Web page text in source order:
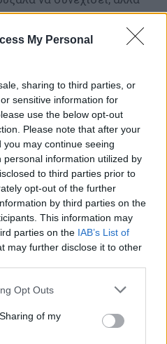
My Personal
sharing to third parties, or
sensitive information for
use the below opt-out
Please note that after your
may continue seeing
information utilized by
to third parties prior to
opt-out of the further
by third parties on the
This information may
parties on the IAB’s List of
may further disclose it to other
Opt Outs
of my
να ρυθμίσει
του (είναι